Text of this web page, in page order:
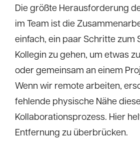
Die größte Herausforderung
im Team ist die
einfach, ein paar Schritte zum
Kollegin zu gehen, um etwas
oder gemeinsam an einem
Wenn wir remote arbeiten,
fehlende physische Nähe
Kollaborationsprozess. Hier
Entfernung zu überbrücken.